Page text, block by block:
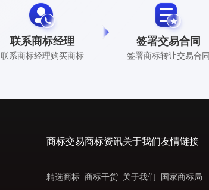
联系商标经理
联系商标经理购买商标
签署交易合同
签署商标转让交易合同
商标交易
精选商标
商标资讯
商标干货
关于我们
关于我们
友情链接
国家商标局